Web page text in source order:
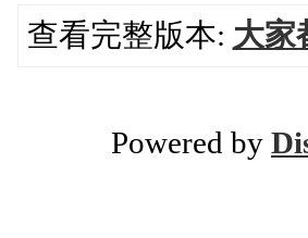
查看完整版本: 大家
Powered by